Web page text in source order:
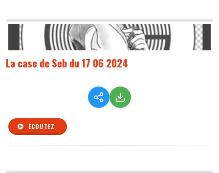
La case de Seb du 17 06 2024
ÉCOUTEZ